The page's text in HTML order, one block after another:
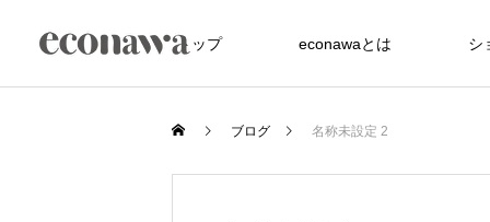
トップ econawaとは シ
ブログ 名称未設定 2